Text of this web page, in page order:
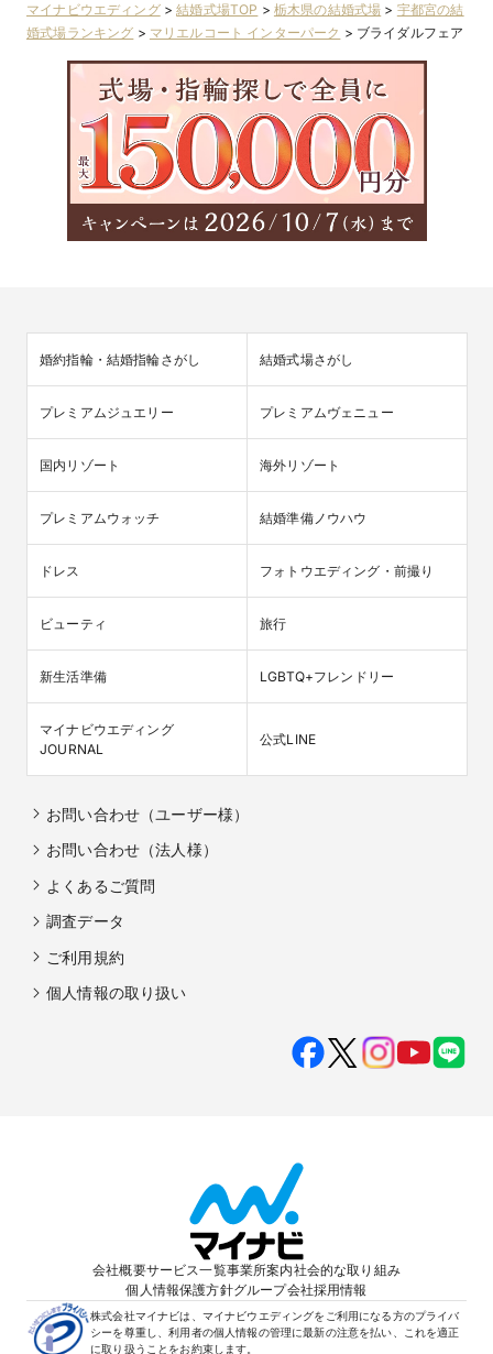
マイナビウエディング>結婚式場TOP > 栃木県の結婚式場 > 宇都宮の結
婚式場ランキング > マリエルコート インターパーク > ブライダルフェア
婚約指輪・結婚指輪さがし 結婚式場さがし
プレミアムジュエリー プレミアムヴェニュー
国内リゾート 海外リゾート
プレミアムウォッチ 結婚準備ノウハウ
ドレス フォトウエディング・前撮り
ビューティ 旅行
新生活準備 LGBTQ+フレンドリー
マイナビウエディング
JOURNAL
公式LINE
お問い合わせ（ユーザー様）
お問い合わせ（法人様）
よくあるご質問
調査データ
ご利用規約
個人情報の取り扱い
会社概要サービス一覧事業所案内社会的な取り組み
個人情報保護方針グループ会社採用情報
株式会社マイナビは、マイナビウエディングをご利用になる方のプライバ
シーを尊重し、利用者の個人情報の管理に最新の注意を払い、これを適正
に取り扱うことをお約束します。